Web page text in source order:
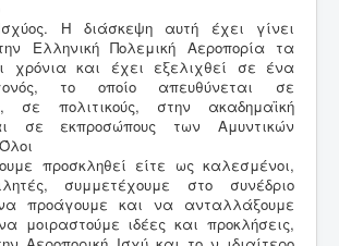
Η διάσκεψη αυτή έχει γίνει
Ελληνική Πολεμική Αεροπορία τα
χρόνια και έχει εξελιχθεί σε ένα
το οποίο απευθύνεται σε
σε πολιτικούς, στην ακαδημαϊκή
σε εκπροσώπους των Αμυντικών
προσκληθεί είτε ως καλεσμένοι,
συμμετέχουμε στο συνέδριο
προάγουμε και να ανταλλάξουμε
μοιραστούμε ιδέες και προκλήσεις,